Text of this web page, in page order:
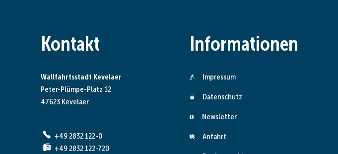
Kontakt
Wallfahrtsstadt Kevelaer
Peter-Plümpe-Platz 12
47623 Kevelaer
+49 2832 122-0
+49 2832 122-720
Informationen
Impressum
Datenschutz
Newsletter
Anfahrt